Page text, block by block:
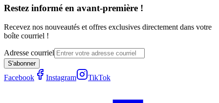
Restez informé en avant-première !
Recevez nos nouveautés et offres exclusives directement dans votre
boîte courriel !
Adresse courriel
S'abonner
Facebook Instagram TikTok